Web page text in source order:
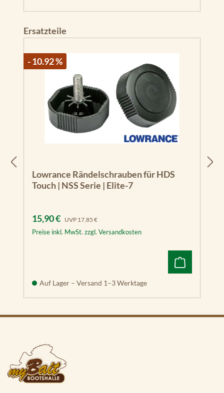
Produktgalerie überspringen
Ersatzteile
- 10.92 %
Lowrance Rändelschrauben für HDS
Touch | NSS Serie | Elite-7
Verkaufspreis:
15,90 € UVP Regulärer Preis:
17,85 €
Preise inkl. MwSt. zzgl. Versandkosten
Auf Lager – Versand 1–3 Werktage